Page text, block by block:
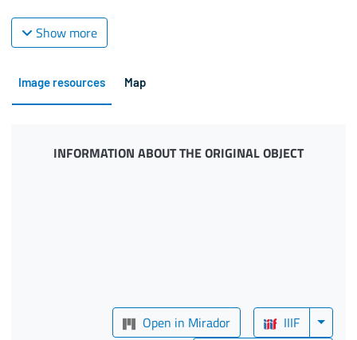
Show more
Image resources Map
INFORMATION ABOUT THE ORIGINAL OBJECT
Open in Mirador
IIIF